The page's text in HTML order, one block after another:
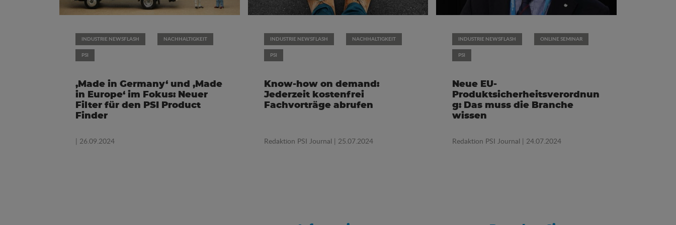
INDUSTRIE NEWSFLASH NACHHALTIGKEIT
PSI
‚Made in Germany‘ und ‚Made
in Europe‘ im Fokus: Neuer
Filter für den PSI Product
Finder
| 26.09.2024
INDUSTRIE NEWSFLASH NACHHALTIGKEIT
PSI
Know-how on demand:
Jederzeit kostenfrei
Fachvorträge abrufen
Redaktion PSI Journal | 25.07.2024
INDUSTRIE NEWSFLASH ONLINE SEMINAR
PSI
Neue EU-
Produktsicherheitsverordnun
g: Das muss die Branche
wissen
Redaktion PSI Journal | 24.07.2024